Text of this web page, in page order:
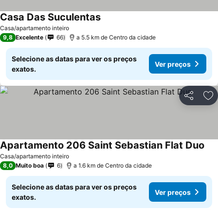
Casa/apartamento inteiro
Casa Das SuculentasVer preços
9,8 Excelente 66 a 5.5 km de Centro da cidade
Selecione as datas para ver os preços
exatos.
Ver preços
Partilhar
Casa/apartamento inteiro
Apartamento 206 Saint Sebastian Flat Duo
8,0 Muito boa 6 a 1.6 km de Centro da cidade
Selecione as datas para ver os preços
exatos.
Ver preços